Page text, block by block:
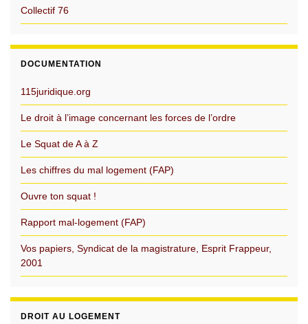
Collectif 76
DOCUMENTATION
115juridique.org
Le droit à l’image concernant les forces de l’ordre
Le Squat de A à Z
Les chiffres du mal logement (FAP)
Ouvre ton squat !
Rapport mal-logement (FAP)
Vos papiers, Syndicat de la magistrature, Esprit Frappeur,
2001
DROIT AU LOGEMENT